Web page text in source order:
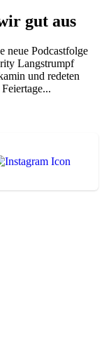
gut aus
neue Podcastfolge
Langstrumpf
und redeten